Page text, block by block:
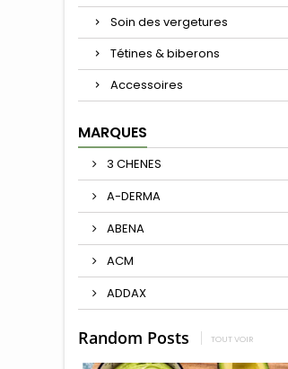
Soin des vergetures
Tétines & biberons
Accessoires
MARQUES
3 CHENES
A-DERMA
ABENA
ACM
ADDAX
Random Posts TOUT VOIR